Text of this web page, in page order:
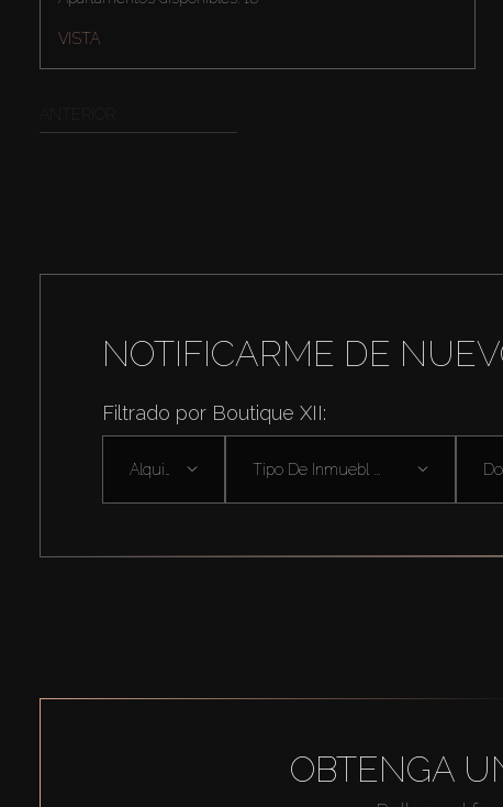
VISTA
NOTIFICARME DE
Filtrado por Boutique XII:
Tipo De Inmuebl ...
OBTENGA